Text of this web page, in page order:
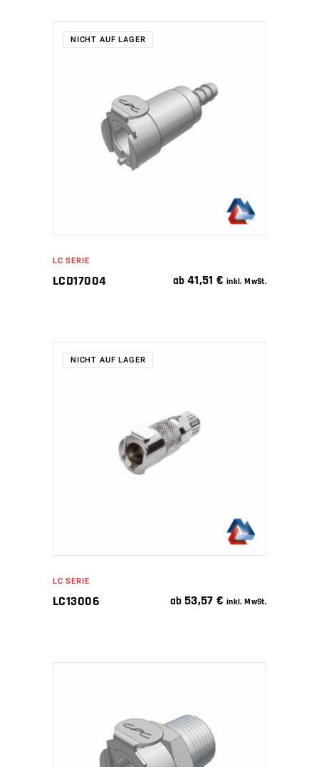
NICHT AUF LAGER
WEITERLESEN
LC SERIE
LCD17004 ab 41,51€ inkl. MwSt.
NICHT AUF LAGER
WEITERLESEN
LC SERIE
LC13006 ab 53,57€ inkl. MwSt.